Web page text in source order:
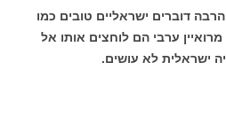
דוברים ישראליים טובים כמו
ערבי הם לוחצים אותו אל
ישראלית לא עושים.